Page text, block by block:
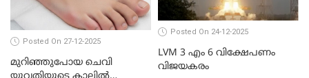
Posted On 27-12-2025
മുറിഞ്ഞുപോയ ചെവി
Posted On 24-12-2025
LVM 3 എം 6 വിക്ഷേപണം
വിജയകരം